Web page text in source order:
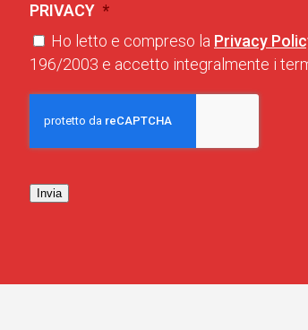
PRIVACY *
Ho letto e compreso la Privacy
196/2003 e accetto integralmente i
Invia